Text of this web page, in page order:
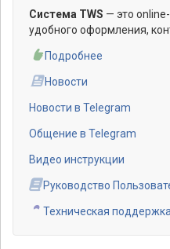
Система TWS — это
удобного оформления,
Подробнее
Новости
Новости в Telegram
Общение в Telegram
Видео инструкции
Руководство
Техническая